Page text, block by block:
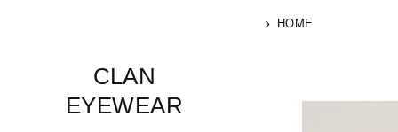
CLAN
EYEWEAR
HOME